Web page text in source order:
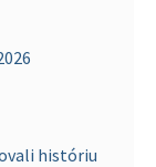
históriu